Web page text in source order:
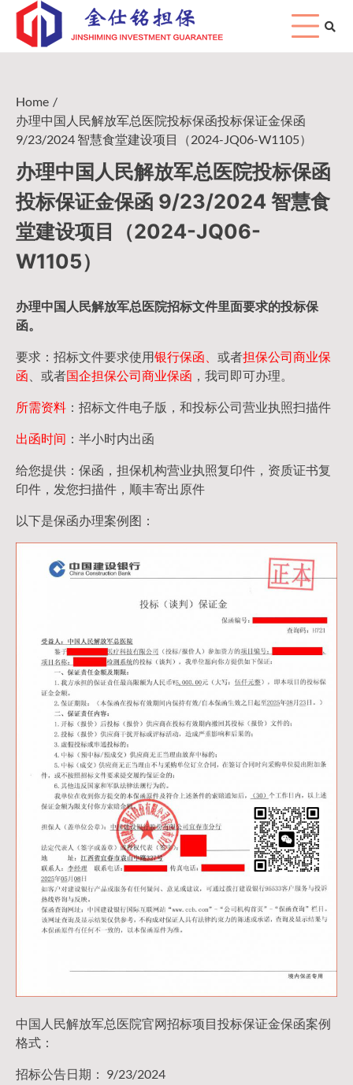
Skip
content
Home
办理中国人民解放军总医院投标保函投标保证金保函
9/23/2024 智慧食堂建设项目（2024-JQ06-W1105）
办理中国人民解放军总医院投标保函
投标保证金保函 9/23/2024 智慧食
堂建设项目（2024-JQ06-
W1105）
办理中国人民解放军总医院招标文件里面要求的投标保
函。
要求：招标文件要求使用银行保函、 或者担保公司商业保
函 、或者国企担保公司商业保函 ，我司即可办理。
所需资料 ：招标文件电子版，和投标公司营业执照扫描件
出函时间 ：半小时内出函
给您提供：保函，担保机构营业执照复印件，资质证书复
印件，发您扫描件，顺丰寄出原件
以下是保函办理案例图：
中国人民解放军总医院官网招标项目投标保证金保函案例
格式：
招标公告日期： 9/23/2024